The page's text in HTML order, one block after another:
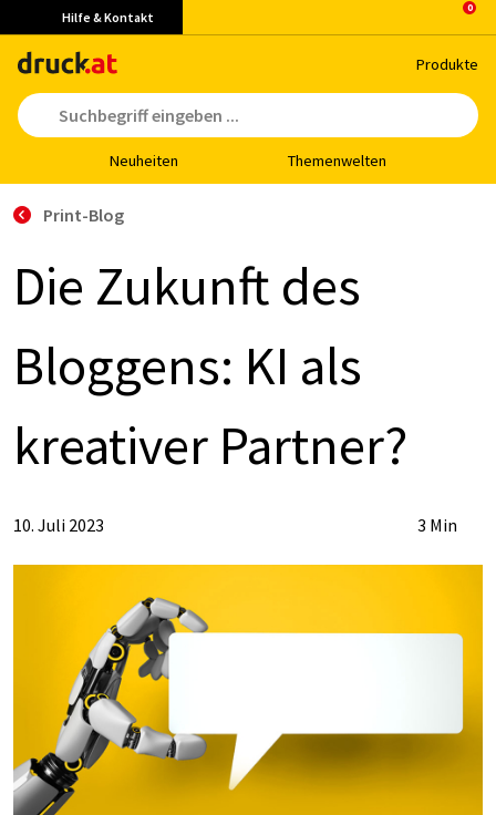
Hilfe & Kontakt
Pro­duk­te
Neu­hei­ten The­men­wel­ten
Print-Blog
Die Zu­kunft des
Blog­gens: KI als
krea­ti­ver Part­ner?
10. Juli 2023 3 Min